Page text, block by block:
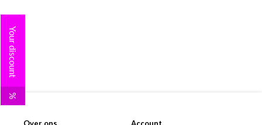
Over ons Account
Your discount
%